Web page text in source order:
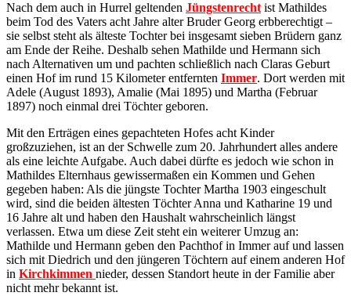
Nach dem auch in Hurrel geltenden Jüngstenrecht ist Mathildes
beim Tod des Vaters acht Jahre alter Bruder Georg erbberechtigt –
sie selbst steht als älteste Tochter bei insgesamt sieben Brüdern ganz
am Ende der Reihe. Deshalb sehen Mathilde und Hermann sich
nach Alternativen um und pachten schließlich nach Claras Geburt
einen Hof im rund 15 Kilometer entfernten Immer. Dort werden mit
Adele (August 1893), Amalie (Mai 1895) und Martha (Februar
1897) noch einmal drei Töchter geboren.
Mit den Erträgen eines gepachteten Hofes acht Kinder
großzuziehen, ist an der Schwelle zum 20. Jahrhundert alles andere
als eine leichte Aufgabe. Auch dabei dürfte es jedoch wie schon in
Mathildes Elternhaus gewissermaßen ein Kommen und Gehen
gegeben haben: Als die jüngste Tochter Martha 1903 eingeschult
wird, sind die beiden ältesten Töchter Anna und Katharine 19 und
16 Jahre alt und haben den Haushalt wahrscheinlich längst
verlassen. Etwa um diese Zeit steht ein weiterer Umzug an:
Mathilde und Hermann geben den Pachthof in Immer auf und lassen
sich mit Diedrich und den jüngeren Töchtern auf einem anderen Hof
in Kirchkimmen nieder, dessen Standort heute in der Familie aber
nicht mehr bekannt ist.